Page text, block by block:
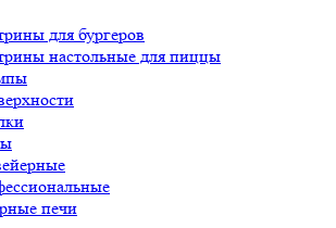
для бургеров
настольные для пиццы
печи